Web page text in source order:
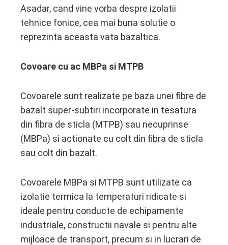
Asadar, cand vine vorba despre izolatii
tehnice fonice, cea mai buna solutie o
reprezinta aceasta vata bazaltica.
Covoare cu ac MBPa si MTPB
Covoarele sunt realizate pe baza unei fibre de
bazalt super-subtiri incorporate in tesatura
din fibra de sticla (MTPB) sau necuprinse
(MBPa) si actionate cu colt din fibra de sticla
sau colt din bazalt.
Covoarele MBPa si MTPB sunt utilizate ca
izolatie termica la temperaturi ridicate si
ideale pentru conducte de echipamente
industriale, constructii navale si pentru alte
mijloace de transport, precum si in lucrari de